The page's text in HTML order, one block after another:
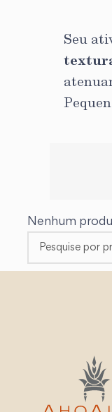
Seu
Nenhum